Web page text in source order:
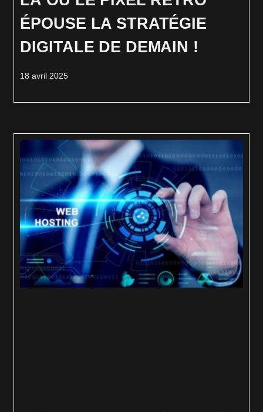
ÉPOUSE LA STRATÉGIE
DIGITALE DE DEMAIN !
18 avril 2025